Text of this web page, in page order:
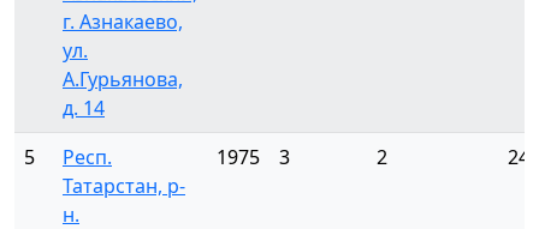
г. Азнакаево,
ул.
А.Гурьянова,
д. 14
5
Респ.
Татарстан, р-
н.
1975 3 2 24